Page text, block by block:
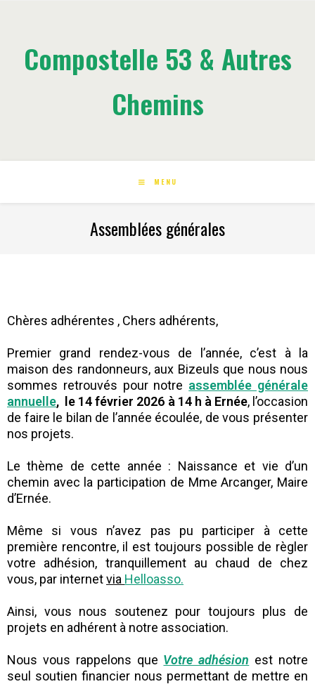
Compostelle 53 & Autres
Chemins
MENU
Assemblées générales
Chères adhérentes , Chers adhérents,
Premier grand rendez-vous de l’année, c’est à la
maison des randonneurs, aux Bizeuls que nous nous
sommes retrouvés pour notre assemblée générale
annuelle, le 14 février 2026 à 14 h à Ernée,l’occasion
de faire le bilan de l’année écoulée, de vous présenter
nos projets.
Le thème de cette année : Naissance et vie d’un
chemin avec la participation de Mme Arcanger, Maire
d’Ernée.
Même si vous n’avez pas pu participer à cette
première rencontre, il est toujours possible de règler
votre adhésion, tranquillement au chaud de chez
vous, par internetvia Helloasso.
Ainsi, vous nous soutenez pour toujours plus de
projets en adhérent à notre association.
Nous vous rappelons que Votre adhésion est notre
seul soutien financier nous permettant de mettre en